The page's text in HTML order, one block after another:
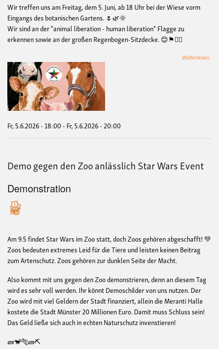
Wir treffen uns am Freitag, dem 5. Juni, ab 18 Uhr bei der Wiese vorm
Eingangs des botanischen Gartens. 🌷🌿🌞
Wir sind an der "animal liberation - human liberation" Flagge zu
erkennen sowie an der großen Regenbogen-Sitzdecke. 😊⚑🏳️‍🌈
Weiterlesen
Fr, 5.6.2026 - 18:00- Fr, 5.6.2026 - 20:00
Demo gegen den Zoo anlässlich Star Wars Event
Demonstration
Am 9.5 findet Star Wars im Zoo statt, doch Zoos gehören abgeschafft! 💚
Zoos bedeuten extremes Leid für die Tiere und leisten keinen Beitrag
zum Artenschutz. Zoos gehören zur dunklen Seite der Macht.
Also kommt mit uns gegen den Zoo demonstrieren, denn an diesem Tag
wird es sehr voll werden. Ihr könnt Demoschilder von uns nutzen. Der
Zoo wird mit viel Geldern der Stadt finanziert, allein die Meranti Halle
kostete die Stadt Münster 20 Millionen Euro. Damit muss Schluss sein!
Das Geld ließe sich auch in echten Naturschutz invenstieren!
🧱🐒🐅🧱⛏️